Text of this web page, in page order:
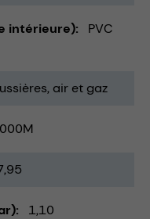
intérieure)
PVC
air et gaz
1,10